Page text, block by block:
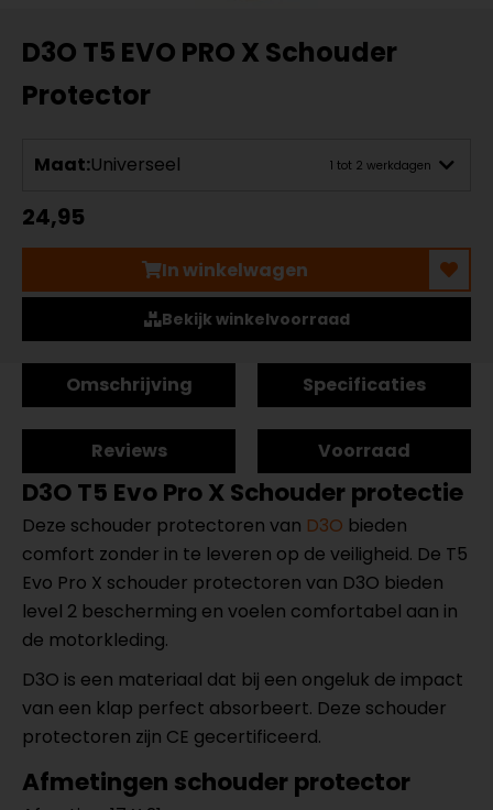
D3O T5 EVO PRO X Schouder
Protector
Maat:Universeel 1 tot 2 werkdagen
24,95
In winkelwagen
Bekijk winkelvoorraad
Omschrijving Specificaties
Reviews Voorraad
D3O T5 Evo Pro X Schouder protectie
Deze schouder protectoren van D3O bieden
comfort zonder in te leveren op de veiligheid. De T5
Evo Pro X schouder protectoren van D3O bieden
level 2 bescherming en voelen comfortabel aan in
de motorkleding.
D3O is een materiaal dat bij een ongeluk de impact
van een klap perfect absorbeert. Deze schouder
protectoren zijn CE gecertificeerd.
Afmetingen schouder protector